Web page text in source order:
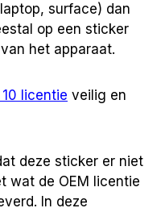
surface) dan
op een sticker
het apparaat.
licentie veilig en
deze sticker er niet
wat de OEM licentie
In deze